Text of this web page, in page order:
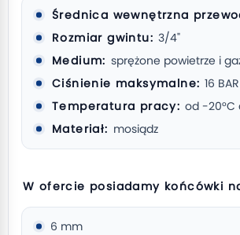
Średnica wewnętrzna
Rozmiar gwintu: 3/4"
Medium: sprężone powietrze i
Ciśnienie maksymalne: 16 BAR
Temperatura pracy: od -20°C
Materiał: mosiądz
W ofercie posiadamy końcówki
6 mm